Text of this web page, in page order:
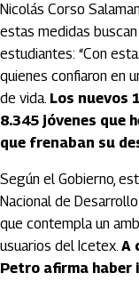
Nicolás Corso
estas medidas
estudiantes: “Con
quienes confiaron en
de vida. Los nuevos
8.345 jóvenes que
que frenaban su
Según el Gobierno,
Nacional de Desarrollo
que contempla un
usuarios del Icetex. A
Petro afirma haber